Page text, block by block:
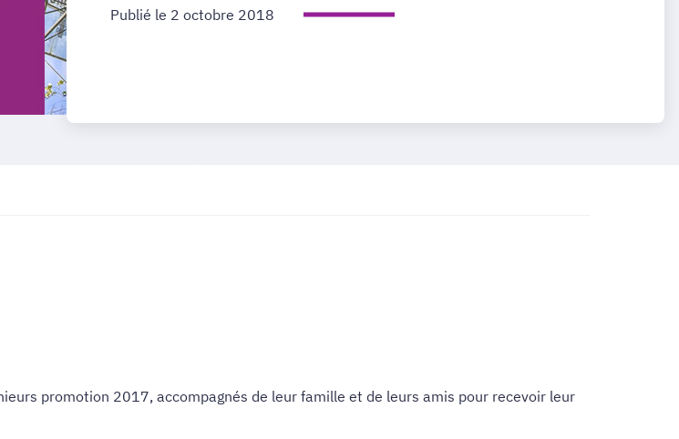
Publié le 2 octobre 2018
promotion 2017, accompagnés de leur famille et de leurs amis pour recevoir leur